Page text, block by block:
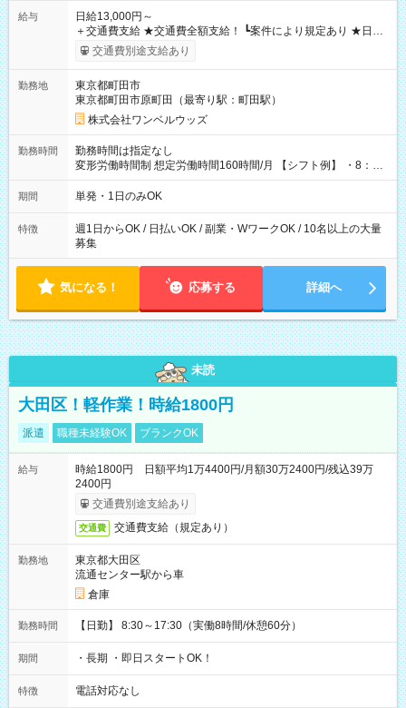
給与
日給13,000円～
＋交通費支給 ★交通費全額支給！ ┗案件により規定あり ★日払
いOK！（規定あり） ┗働いたその日に現金GET♪ お仕事後はコ
ンビニATMから 日払い分を引き落とせます！ 【試用期間】試
交通費別途支給あり
勤務地
東京都町田市
東京都町田市原町田（最寄り駅：町田駅）
株式会社ワンベルウッズ
勤務時間
勤務時間は指定なし
変形労働時間制 想定労働時間160時間/月 【シフト例】 ・8：00
～21：00
期間 単発・1日のみOK
特徴
週1日からOK / 日払いOK / 副業・WワークOK / 10名以上の大量
募集
気になる！ 応募する 詳細へ
未読
大田区！軽作業！時給1800円
派遣 職種未経験OK ブランクOK
給与
時給1800円 日額平均1万4400円/月額30万2400円/残込39万
2400円
交通費別途支給あり
交通費 交通費支給（規定あり）
勤務地
東京都大田区
流通センター駅から車
倉庫
勤務時間 【日勤】 8:30～17:30（実働8時間/休憩60分）
期間 ・長期 ・即日スタートOK！
特徴 電話対応なし